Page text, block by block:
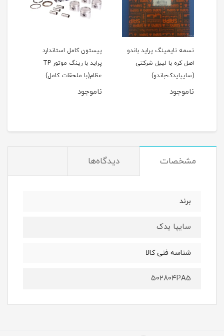
تسمه تایمینگ پراید باندو
اصل کره با لیبل شرکتی
(سایپایدک-باندو)
ناموجود
پیستون کامل استاندارد
پراید با رینگ موتور TP
عظام(با ملحقات کامل)
ناموجود
مشخصات دیدگاه‌ها
برند
سایپا یدک
شناسه فنی کالا
۵۰۲۸۰۴PA5